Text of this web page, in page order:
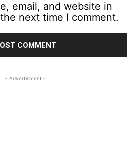
email, and website in
next time I comment.
- Advertisment -